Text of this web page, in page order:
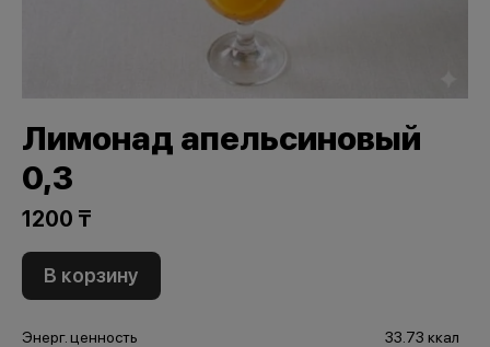
Лимонад апельсиновый
0,3
1200 ₸
В корзину
Энерг. ценность
33.73 ккал